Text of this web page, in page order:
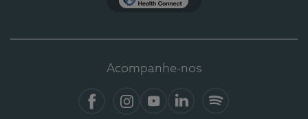
Acompanhe-nos